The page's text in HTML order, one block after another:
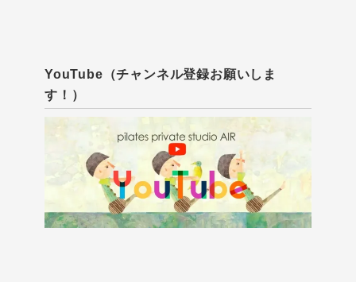
YouTube（チャンネル登録お願いしま
す！）